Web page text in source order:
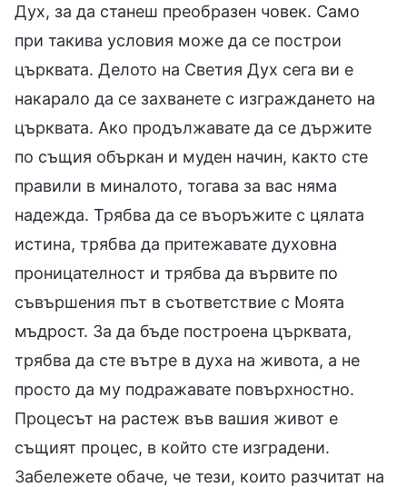
Дух, за да станеш преобразен човек. Само
при такива условия може да се построи
църквата. Делото на Светия Дух сега ви е
накарало да се захванете с изграждането на
църквата. Ако продължавате да се държите
по същия объркан и муден начин, както сте
правили в миналото, тогава за вас няма
надежда. Трябва да се въоръжите с цялата
истина, трябва да притежавате духовна
проницателност и трябва да вървите по
съвършения път в съответствие с Моята
мъдрост. За да бъде построена църквата,
трябва да сте вътре в духа на живота, а не
просто да му подражавате повърхностно.
Процесът на растеж във вашия живот е
същият процес, в който сте изградени.
Забележете обаче, че тези, които разчитат на